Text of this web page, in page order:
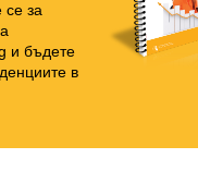
се за
и бъдете
в